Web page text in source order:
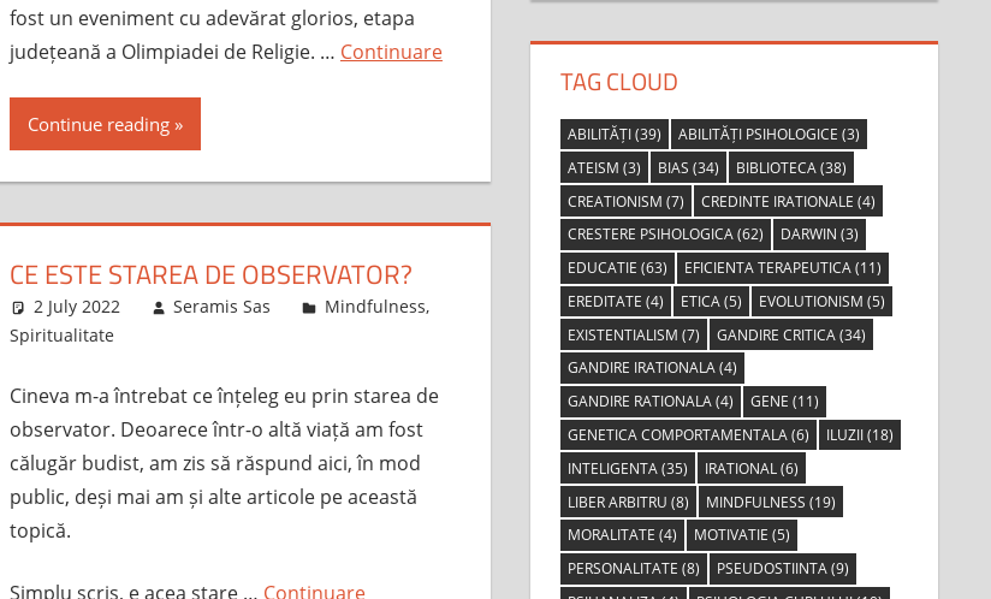
fost un eveniment cu adevărat glorios, etapa
județeană a Olimpiadei de Religie. … Continuare
Continue reading
CE ESTE STAREA DE OBSERVATOR?
2 July 2022 Seramis Sas Mindfulness,
Spiritualitate
Cineva m-a întrebat ce înțeleg eu prin starea de
observator. Deoarece într-o altă viață am fost
călugăr budist, am zis să răspund aici, în mod
public, deși mai am și alte articole pe această
topică.
Simplu scris, e acea stare … Continuare
TAG CLOUD
ABILITĂȚI(39) ABILITĂȚI PSIHOLOGICE (3)
ATEISM (3) BIAS (34) BIBLIOTECA(38)
CREATIONISM (7) CREDINTE IRATIONALE (4)
CRESTERE PSIHOLOGICA(62) DARWIN (3)
EDUCATIE (63) EFICIENTA TERAPEUTICA(11)
EREDITATE (4) ETICA(5) EVOLUTIONISM (5)
EXISTENTIALISM (7) GANDIRE CRITICA(34)
GANDIRE IRATIONALA(4)
GANDIRE RATIONALA(4) GENE (11)
GENETICA COMPORTAMENTALA(6) ILUZII(18)
INTELIGENTA(35) IRATIONAL(6)
LIBER ARBITRU (8) MINDFULNESS (19)
MORALITATE (4) MOTIVATIE (5)
PERSONALITATE (8) PSEUDOSTIINTA(9)